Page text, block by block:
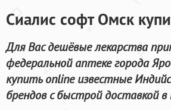
Сиалис софт Омск
Для Вас дешёвые лекарства
федеральной аптеке города
купить online известные
брендов с быстрой доставкой